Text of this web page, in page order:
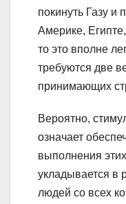
покинуть Газу и
Америке,
то это вполне
требуются две
принимающих
Вероятно,
означает
выполнения
укладывается в
людей со всех